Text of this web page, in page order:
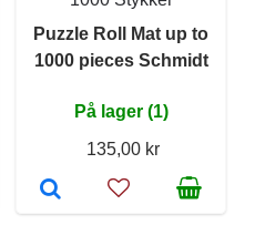
Puzzle Roll Mat up to
1000 pieces Schmidt
På lager (1)
135,00 kr